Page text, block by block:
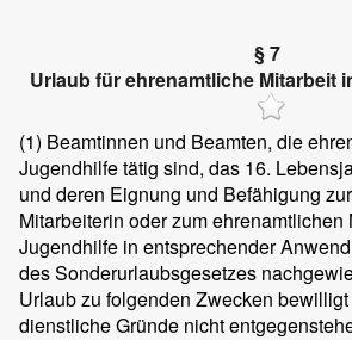
§ 7
Urlaub für ehrenamtliche Mitarbeit
(1) Beamtinnen und Beamten, die
Jugendhilfe tätig sind, das 16.
und deren Eignung und Befähigung
Mitarbeiterin oder zum ehrenamtlichen
Jugendhilfe in entsprechender
des Sonderurlaubsgesetzes
Urlaub zu folgenden Zwecken
dienstliche Gründe nicht